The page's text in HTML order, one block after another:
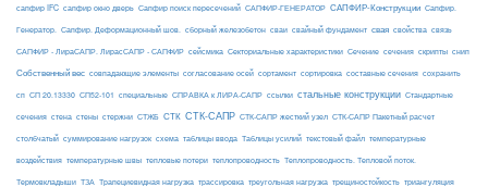
сапфир IFC сапфир окно дверь Сапфир поиск пересечений САПФИР-ГЕНЕРАТОР САПФИР-Конструкции Сапфир.
Генератор. Сапфир. Деформационный шов. сборный железобетон сваи свайный фундамент свая свойства связь
САПФИР - ЛираСАПР. ЛирасСАПР - САПФИР сейсмика Секториальные характеристики Сечение сечения скрипты снип
Собственный вес совпадающие элементы согласование осей сортамент сортировка составные сечения сохранить
сп СП 20.13330 СП52-101 специальные СПРАВКА к ЛИРА-САПР ссылки стальные конструкции Стандартные
сечения стена стены стержни СТЖБ СТК СТК-САПР СТК-САПР жесткий узел СТК-САПР Пакетный расчет
столбчатый суммирование нагрузок схема таблицы ввода Таблицы усилий текстовый файл температурные
воздействия температурные швы тепловые потери теплопроводность Теплопроводность. Тепловой поток.
Термовкладыши ТЗА Трапециевидная нагрузка трассировка треугольная нагрузка трещиностойкость триангуляция